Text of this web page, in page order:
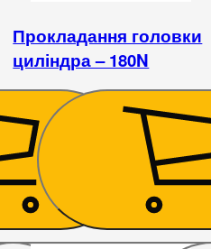
Прокладання головки
циліндра – 180N
64₴